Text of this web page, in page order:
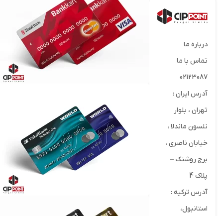
درباره ما
تماس با ما
02123087
آدرس ایران :
تهران ، بلوار
نلسون ماندلا ،
خیابان ناصری ،
برج روشنک –
پلاک 4
آدرس ترکیه :
استانبول،